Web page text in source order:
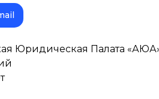
Юридическая Палата